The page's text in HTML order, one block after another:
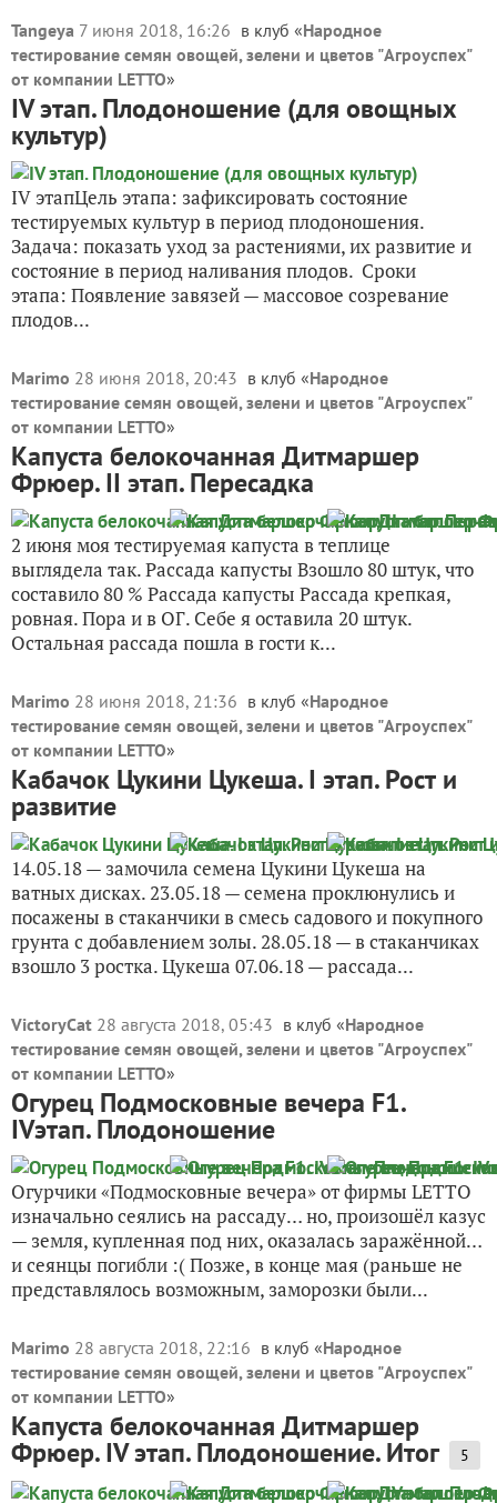
Tangeya 7 июня 2018, 16:26 в клуб «Народное
тестирование семян овощей, зелени и цветов "Агроуспех"
от компании LETTO»
IV этап. Плодоношение (для овощных
культур)
IV этапЦель этапа: зафиксировать состояние
тестируемых культур в период плодоношения.
Задача: показать уход за растениями, их развитие и
состояние в период наливания плодов. Сроки
этапа: Появление завязей — массовое созревание
плодов...
Marimo 28 июня 2018, 20:43 в клуб «Народное
тестирование семян овощей, зелени и цветов "Агроуспех"
от компании LETTO»
Капуста белокочанная Дитмаршер
Фрюер. II этап. Пересадка
2 июня моя тестируемая капуста в теплице
выглядела так. Рассада капусты Взошло 80 штук, что
составило 80 % Рассада капусты Рассада крепкая,
ровная. Пора и в ОГ. Себе я оставила 20 штук.
Остальная рассада пошла в гости к...
Marimo 28 июня 2018, 21:36 в клуб «Народное
тестирование семян овощей, зелени и цветов "Агроуспех"
от компании LETTO»
Кабачок Цукини Цукеша. I этап. Рост и
развитие
14.05.18 — замочила семена Цукини Цукеша на
ватных дисках. 23.05.18 — семена проклюнулись и
посажены в стаканчики в смесь садового и покупного
грунта с добавлением золы. 28.05.18 — в стаканчиках
взошло 3 ростка. Цукеша 07.06.18 — рассада...
VictoryCat 28 августа 2018, 05:43 в клуб «Народное
тестирование семян овощей, зелени и цветов "Агроуспех"
от компании LETTO»
Огурец Подмосковные вечера F1.
IVэтап. Плодоношение
Огурчики «Подмосковные вечера» от фирмы LETTO
изначально сеялись на рассаду… но, произошёл казус
— земля, купленная под них, оказалась заражённой…
и сеянцы погибли :( Позже, в конце мая (раньше не
представлялось возможным, заморозки были...
Marimo 28 августа 2018, 22:16 в клуб «Народное
тестирование семян овощей, зелени и цветов "Агроуспех"
от компании LETTO»
Капуста белокочанная Дитмаршер
Фрюер. IV этап. Плодоношение. Итог 5